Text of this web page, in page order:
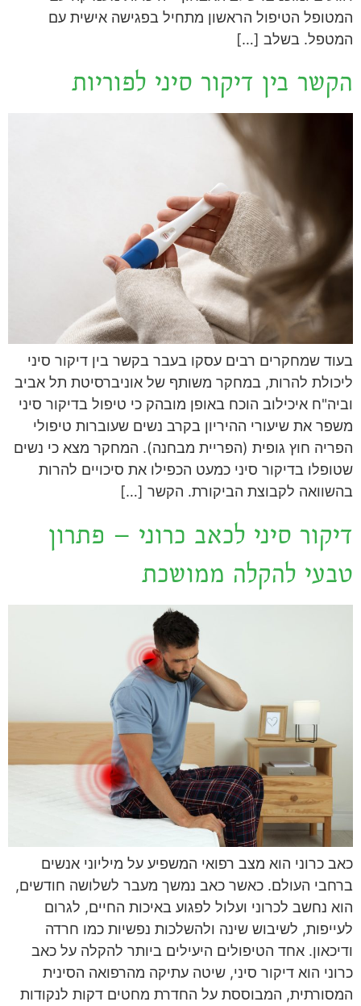
המטופל הטיפול הראשון מתחיל בפגישה אישית עם
המטפל. בשלב […]
הקשר בין דיקור סיני לפוריות
בעוד שמחקרים רבים עסקו בעבר בקשר בין דיקור סיני
ליכולת להרות, במחקר משותף של אוניברסיטת תל אביב
וביה"ח איכילוב הוכח באופן מובהק כי טיפול בדיקור סיני
משפר את שיעורי ההיריון בקרב נשים שעוברות טיפולי
הפריה חוץ גופית (הפריית מבחנה). המחקר מצא כי נשים
שטופלו בדיקור סיני כמעט הכפילו את סיכויים להרות
בהשוואה לקבוצת הביקורת. הקשר […]
דיקור סיני לכאב כרוני – פתרון
טבעי להקלה ממושכת
כאב כרוני הוא מצב רפואי המשפיע על מיליוני אנשים
ברחבי העולם. כאשר כאב נמשך מעבר לשלושה חודשים,
הוא נחשב לכרוני ועלול לפגוע באיכות החיים, לגרום
לעייפות, לשיבוש שינה ולהשלכות נפשיות כמו חרדה
ודיכאון. אחד הטיפולים היעילים ביותר להקלה על כאב
כרוני הוא דיקור סיני, שיטה עתיקה מהרפואה הסינית
המסורתית, המבוססת על החדרת מחטים דקות לנקודות